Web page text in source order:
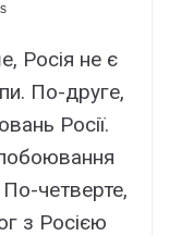
Росія не є
По-друге,
Росії.
По-четверте,
з Росією